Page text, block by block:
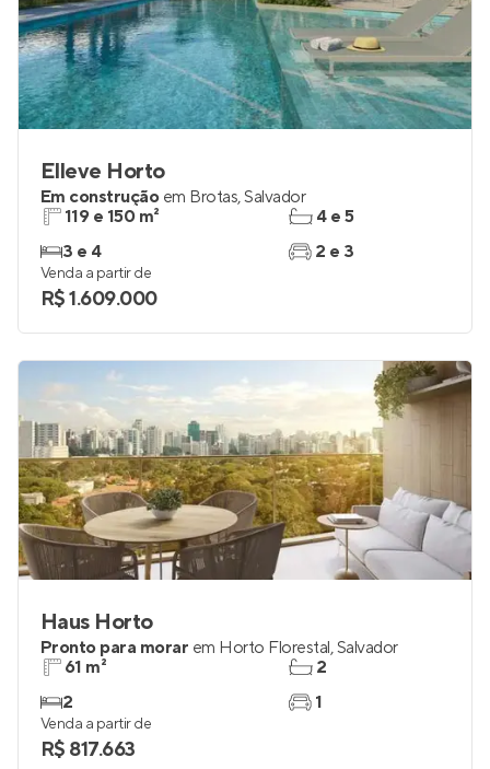
Elleve Horto
Em construção em Brotas,Salvador
119 e 150 m²
3 e 4
4 e 5
2 e 3
Venda a partir de
R$ 1.609.000
Haus Horto
Pronto para morar em Horto Florestal,Salvador
61 m²
2
2
1
Venda a partir de
R$ 817.663